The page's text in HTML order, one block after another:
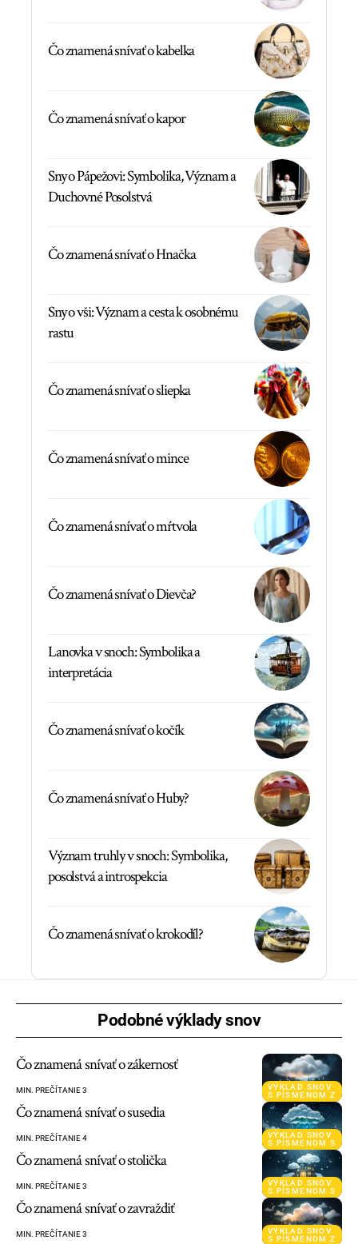
Čo znamená snívať o kabelka
Čo znamená snívať o kapor
Sny o Pápežovi: Symbolika, Význam a
Duchovné Posolstvá
Čo znamená snívať o Hnačka
Sny o vši: Význam a cesta k osobnému
rastu
Čo znamená snívať o sliepka
Čo znamená snívať o mince
Čo znamená snívať o mŕtvola
Čo znamená snívať o Dievča?
Lanovka v snoch: Symbolika a
interpretácia
Čo znamená snívať o kočík
Čo znamená snívať o Huby?
Význam truhly v snoch: Symbolika,
posolstvá a introspekcia
Čo znamená snívať o krokodíl?
Podobné výklady snov
VÝKLAD SNOV
S PÍSMENOM Z
Čo znamená snívať o zákernosť
MIN. PREČÍTANIE 3
VÝKLAD SNOV
S PÍSMENOM S
Čo znamená snívať o susedia
MIN. PREČÍTANIE 4
VÝKLAD SNOV
S PÍSMENOM S
Čo znamená snívať o stolička
MIN. PREČÍTANIE 3
VÝKLAD SNOV
S PÍSMENOM Z
Čo znamená snívať o zavraždiť
MIN. PREČÍTANIE 3